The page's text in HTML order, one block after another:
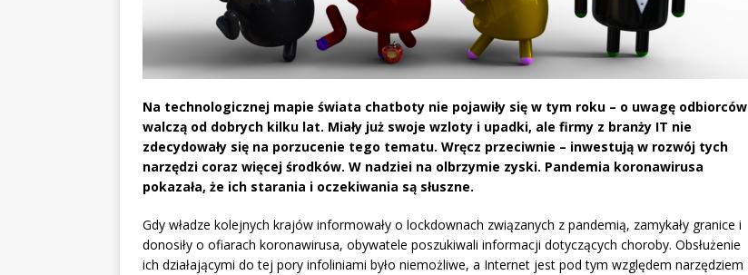
Na technologicznej mapie świata chatboty nie pojawiły się w tym roku – o uwagę odbiorców
walczą od dobrych kilku lat. Miały już swoje wzloty i upadki, ale firmy z branży IT nie
zdecydowały się na porzucenie tego tematu. Wręcz przeciwnie – inwestują w rozwój tych
narzędzi coraz więcej środków. W nadziei na olbrzymie zyski. Pandemia koronawirusa
pokazała, że ich starania i oczekiwania są słuszne.
Gdy władze kolejnych krajów informowały o lockdownach związanych z pandemią, zamykały granice i
donosiły o ofiarach koronawirusa, obywatele poszukiwali informacji dotyczących choroby. Obsłużenie
ich działającymi do tej pory infoliniami było niemożliwe, a Internet jest pod tym względem narzędziem